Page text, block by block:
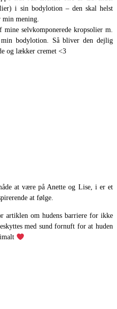
i sin bodylotion – den skal helst
min mening.
mine selvkomponerede kropsolier m.
bodylotion. Så bliver den dejlig
og lækker cremet <3
at være på Anette og Lise, i er et
at følge.
artiklen om hudens barriere for ikke
med sund fornuft for at huden